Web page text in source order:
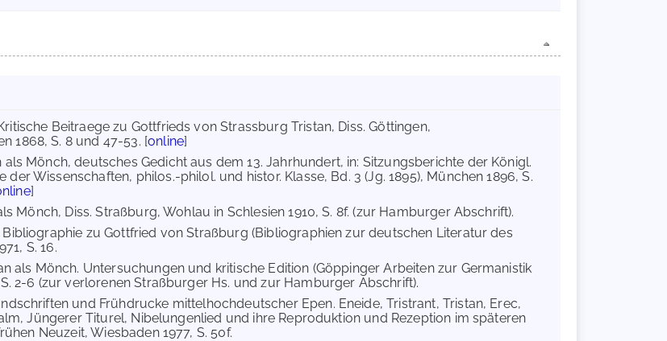
Beitraege zu Gottfrieds von Strassburg Tristan, Diss. Göttingen,
1868, S. 8 und 47-53. [online]
als Mönch, deutsches Gedicht aus dem 13. Jahrhundert, in: Sitzungsberichte der Königl.
der Wissenschaften, philos.-philol. und histor. Klasse, Bd. 3 (Jg. 1895), München 1896, S.
]
Mönch, Diss. Straßburg, Wohlau in Schlesien 1910, S. 8f. (zur Hamburger Abschrift).
Bibliographie zu Gottfried von Straßburg (Bibliographien zur deutschen Literatur des
S. 16.
als Mönch. Untersuchungen und kritische Edition (Göppinger Arbeiten zur Germanistik
S. 2-6 (zur verlorenen Straßburger Hs. und zur Hamburger Abschrift).
und Frühdrucke mittelhochdeutscher Epen. Eneide, Tristrant, Tristan, Erec,
Jüngerer Titurel, Nibelungenlied und ihre Reproduktion und Rezeption im späteren
Neuzeit, Wiesbaden 1977, S. 50f.